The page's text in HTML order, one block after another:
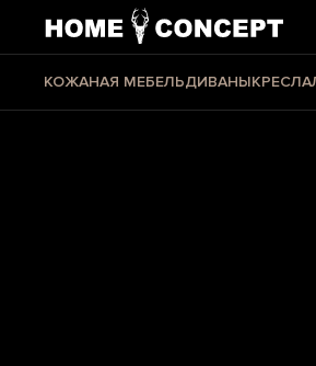
КОЖАНАЯ МЕБЕЛЬДИВАНЫКРЕСЛА